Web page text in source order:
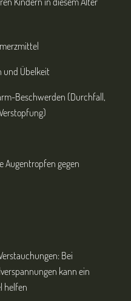
und Übelkeit
Beschwerden (Durchfall,
Augentropfen gegen
Bei
kann ein
helfen